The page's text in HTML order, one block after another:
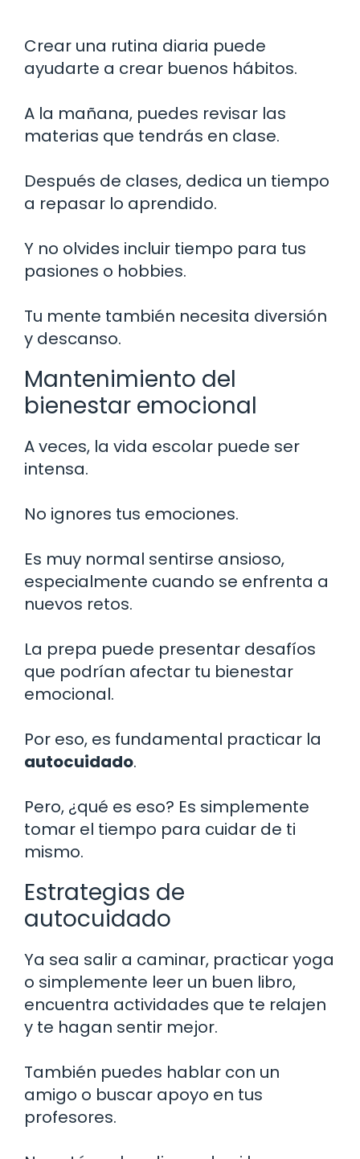
Crear una rutina diaria puede
ayudarte a crear buenos hábitos.
A la mañana, puedes revisar las
materias que tendrás en clase.
Después de clases, dedica un tiempo
a repasar lo aprendido.
Y no olvides incluir tiempo para tus
pasiones o hobbies.
Tu mente también necesita diversión
y descanso.
Mantenimiento del
bienestar emocional
A veces, la vida escolar puede ser
intensa.
No ignores tus emociones.
Es muy normal sentirse ansioso,
especialmente cuando se enfrenta a
nuevos retos.
La prepa puede presentar desafíos
que podrían afectar tu bienestar
emocional.
Por eso, es fundamental practicar la
autocuidado.
Pero, ¿qué es eso? Es simplemente
tomar el tiempo para cuidar de ti
mismo.
Estrategias de
autocuidado
Ya sea salir a caminar, practicar yoga
o simplemente leer un buen libro,
encuentra actividades que te relajen
y te hagan sentir mejor.
También puedes hablar con un
amigo o buscar apoyo en tus
profesores.